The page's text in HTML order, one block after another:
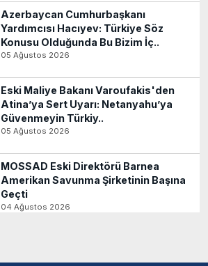
Azerbaycan Cumhurbaşkanı
Yardımcısı Hacıyev: Türkiye Söz
Konusu Olduğunda Bu Bizim İç..
05 Ağustos 2026
Eski Maliye Bakanı Varoufakis'den
Atina’ya Sert Uyarı: Netanyahu’ya
Güvenmeyin Türkiy..
05 Ağustos 2026
MOSSAD Eski Direktörü Barnea
Amerikan Savunma Şirketinin Başına
Geçti
04 Ağustos 2026